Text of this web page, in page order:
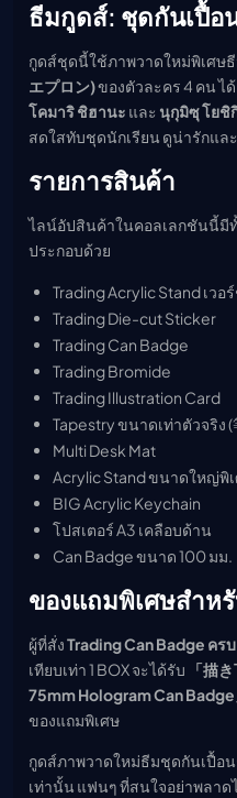
ธีมกูดส์: ชุดกันเปื้อ
กูดส์ชุดนี้ใช้ภาพวาดใหม่พิเศษ
エプロン)ของตัวละคร 4 คน ไ
โคมาริ ชิฮานะ และ นุกุมิซุ โยชิ
สดใสทับชุดนักเรียน ดูน่ารักแล
รายการสินค้า
ไลน์อัปสินค้าในคอลเลกชันนี้มี
ประกอบด้วย
Trading Acrylic Stand เว
Trading Die-cut Sticker
Trading Can Badge
Trading Bromide
Trading Illustration Card
Tapestry ขนาดเท่าตัวจริง (
Multi Desk Mat
Acrylic Stand ขนาดใหญ่พิ
BIG Acrylic Keychain
โปสเตอร์ A3 เคลือบด้าน
Can Badge ขนาด 100 มม.
ของแถมพิเศษสำห
ผู้ที่สั่งTrading Can Badge ครบ
เทียบเท่า 1 BOX จะได้รับ
「描
75mm Hologram Can
ของแถมพิเศษ
กูดส์ภาพวาดใหม่ธีมชุดกันเปื้อ
เท่านั้น แฟนๆ ที่สนใจอย่าพลาด